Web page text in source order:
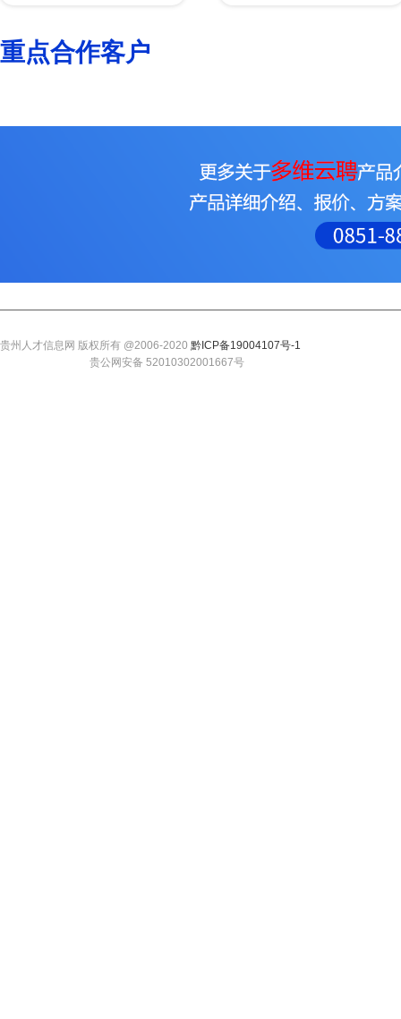
重点合作客户
贵州人才信息网 版权所有 @2006-2020 黔ICP备19004107号-1
贵公网安备 52010302001667号